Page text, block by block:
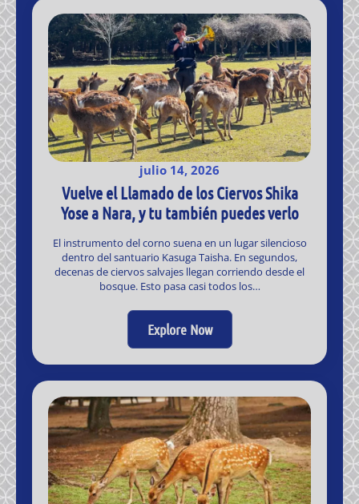
Vuelve el Llamado de los Ciervos Shika
Yose a Nara, y tu también puedes verlo
julio 14, 2026
El instrumento del corno suena en un lugar silencioso
dentro del santuario Kasuga Taisha. En segundos,
decenas de ciervos salvajes llegan corriendo desde el
bosque. Esto pasa casi todos los…
Explore Now